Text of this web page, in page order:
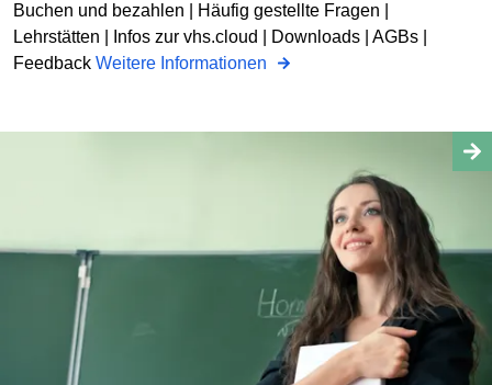
Buchen und bezahlen | Häufig gestellte Fragen |
Lehrstätten | Infos zur vhs.cloud | Downloads | AGBs |
Feedback Weitere Informationen